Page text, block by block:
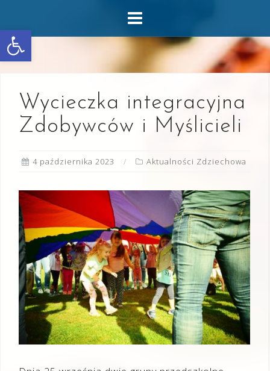
Otwórz pasek narzędzi
content
Wycieczka integracyjna
Zdobywców i Myślicieli
4 października 2023 Aktualności Zdziechowa